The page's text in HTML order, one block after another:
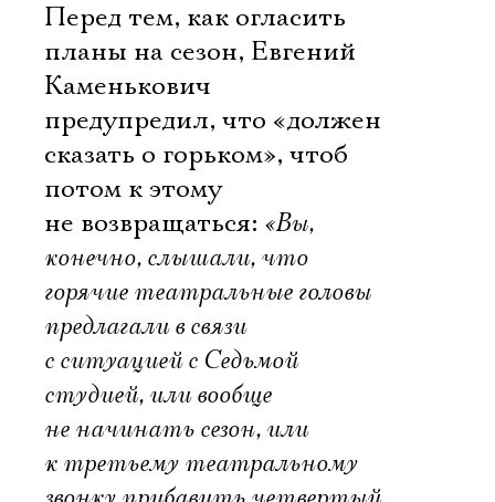
Перед тем, как огласить
планы на сезон, Евгений
Каменькович
предупредил, что «должен
сказать о горьком», чтоб
потом к этому
не возвращаться: «Вы,
конечно, слышали, что
горячие театральные головы
предлагали в связи
с ситуацией с Седьмой
студией, или вообще
не начинать сезон, или
к третьему театральному